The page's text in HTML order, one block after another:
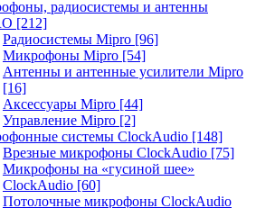
радиосистемы и антенны
[212]
Радиосистемы Mipro [96]
Микрофоны Mipro [54]
Антенны и антенные усилители Mipro
[16]
Аксессуары Mipro [44]
Управление Mipro [2]
системы ClockAudio [148]
Врезные микрофоны ClockAudio [75]
Микрофоны на «гусиной шее»
ClockAudio [60]
Потолочные микрофоны ClockAudio